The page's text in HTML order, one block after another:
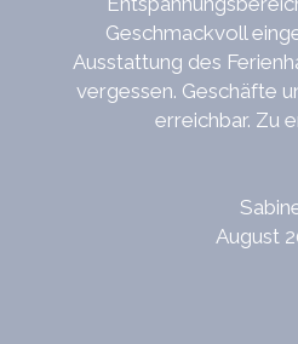
Geschmackvoll
Ausstattung des
vergessen. Geschäfte
erreichbar. Zu
August